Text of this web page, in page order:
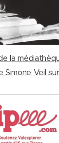
la
Simone Veil